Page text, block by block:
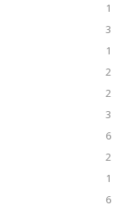
1
3
1
2
2
3
6
2
1
6